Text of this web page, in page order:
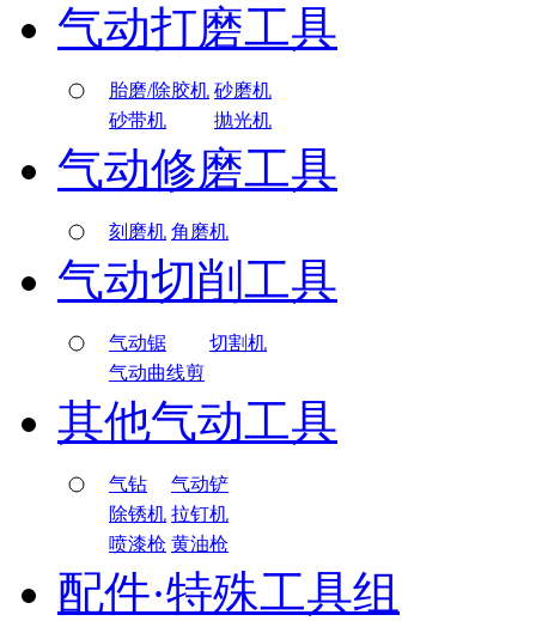
气动打磨工具
胎磨/除胶机 砂磨机
砂带机
抛光机
气动修磨工具
刻磨机 角磨机
气动切削工具
气动锯
切割机
气动曲线剪
其他气动工具
气钻
气动铲
除锈机 拉钉机
喷漆枪 黄油枪
配件·特殊工具组